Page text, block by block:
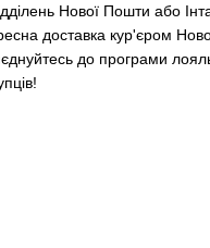
Нової Пошти або
доставка кур'єром
до програми